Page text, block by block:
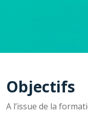
Objectifs
A l’issue de la